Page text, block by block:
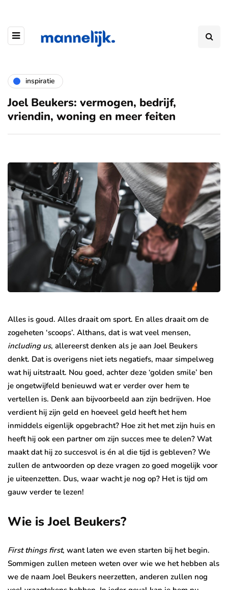
inspiratie
Joel Beukers: vermogen, bedrijf,
vriendin, woning en meer feiten
Alles is goud. Alles draait om sport. En alles draait om de
zogeheten ‘scoops’. Althans, dat is wat veel mensen,
including us, allereerst denken als je aan Joel Beukers
denkt. Dat is overigens niet iets negatiefs, maar simpelweg
wat hij uitstraalt. Nou goed, achter deze ‘golden smile’ ben
je ongetwijfeld benieuwd wat er verder over hem te
vertellen is. Denk aan bijvoorbeeld aan zijn bedrijven. Hoe
verdient hij zijn geld en hoeveel geld heeft het hem
inmiddels eigenlijk opgebracht? Hoe zit het met zijn huis en
heeft hij ook een partner om zijn succes mee te delen? Wat
maakt dat hij zo succesvol is én al die tijd is gebleven? We
zullen de antwoorden op deze vragen zo goed mogelijk voor
je uiteenzetten. Dus, waar wacht je nog op? Het is tijd om
gauw verder te lezen!
Wie is Joel Beukers?
First things first, want laten we even starten bij het begin.
Sommigen zullen meteen weten over wie we het hebben als
we de naam Joel Beukers neerzetten, anderen zullen nog